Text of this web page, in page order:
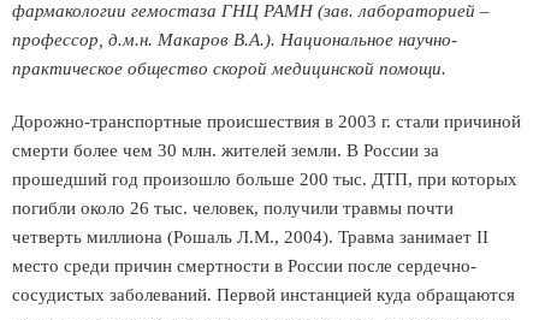
фармакологии гемостаза ГНЦ РАМН (зав. лабораторией –
профессор, д.м.н. Макаров В.А.). Национальное научно-
практическое общество скорой медицинской помощи.
Дорожно-транспортные происшествия в 2003 г. стали причиной
смерти более чем 30 млн. жителей земли. В России за
прошедший год произошло больше 200 тыс. ДТП, при которых
погибли около 26 тыс. человек, получили травмы почти
четверть миллиона (Рошаль Л.М., 2004). Травма занимает II
место среди причин смертности в России после сердечно-
сосудистых заболеваний. Первой инстанцией куда обращаются